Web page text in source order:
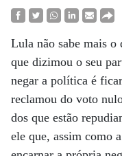
Lula não sabe mais o
que dizimou o seu
negar a política é
reclamou do voto
dos que estão
ele que, assim como